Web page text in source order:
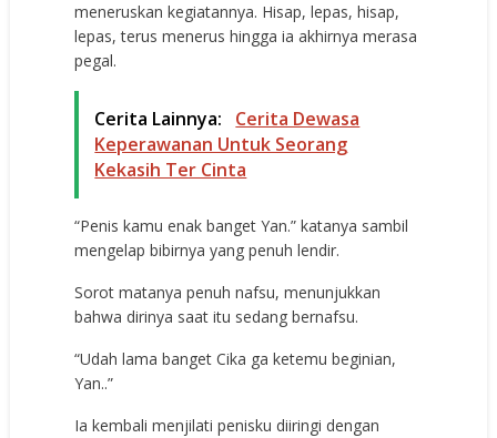
meneruskan kegiatannya. Hisap, lepas, hisap,
lepas, terus menerus hingga ia akhirnya merasa
pegal.
Cerita Lainnya:
Cerita Dewasa
Keperawanan Untuk Seorang
Kekasih Ter Cinta
“Penis kamu enak banget Yan.” katanya sambil
mengelap bibirnya yang penuh lendir.
Sorot matanya penuh nafsu, menunjukkan
bahwa dirinya saat itu sedang bernafsu.
“Udah lama banget Cika ga ketemu beginian,
Yan..”
Ia kembali menjilati penisku diiringi dengan